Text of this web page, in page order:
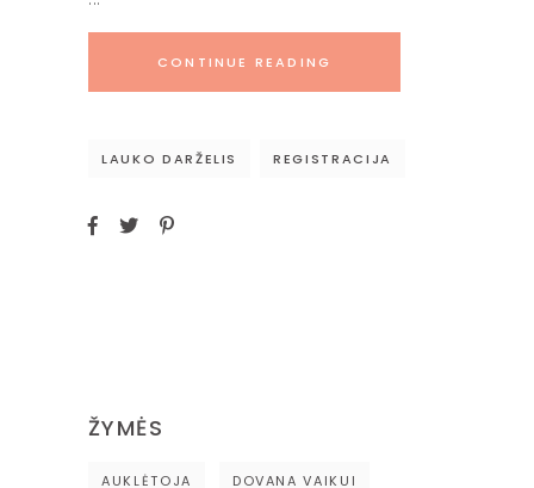
CONTINUE READING
LAUKO DARŽELIS REGISTRACIJA
ŽYMĖS
AUKLĖTOJA DOVANA VAIKUI